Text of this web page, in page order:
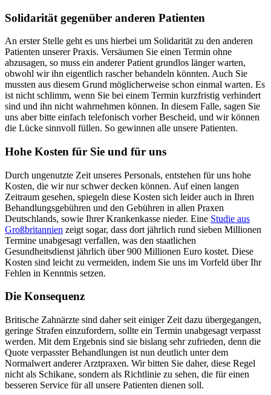
Solidarität gegenüber anderen Patienten
An erster Stelle geht es uns hierbei um Solidarität zu den anderen
Patienten unserer Praxis. Versäumen Sie einen Termin ohne
abzusagen, so muss ein anderer Patient grundlos länger warten,
obwohl wir ihn eigentlich rascher behandeln könnten. Auch Sie
mussten aus diesem Grund möglicherweise schon einmal warten. Es
ist nicht schlimm, wenn Sie bei einem Termin kurzfristig verhindert
sind und ihn nicht wahrnehmen können. In diesem Falle, sagen Sie
uns aber bitte einfach telefonisch vorher Bescheid, und wir können
die Lücke sinnvoll füllen. So gewinnen alle unsere Patienten.
Hohe Kosten für Sie und für uns
Durch ungenutzte Zeit unseres Personals, entstehen für uns hohe
Kosten, die wir nur schwer decken können. Auf einen langen
Zeitraum gesehen, spiegeln diese Kosten sich leider auch in Ihren
Behandlungsgebühren und den Gebühren in allen Praxen
Deutschlands, sowie Ihrer Krankenkasse nieder. Eine Studie aus
Großbritannien zeigt sogar, dass dort jährlich rund sieben Millionen
Termine unabgesagt verfallen, was den staatlichen
Gesundheitsdienst jährlich über 900 Millionen Euro kostet. Diese
Kosten sind leicht zu vermeiden, indem Sie uns im Vorfeld über Ihr
Fehlen in Kenntnis setzen.
Die Konsequenz
Britische Zahnärzte sind daher seit einiger Zeit dazu übergegangen,
geringe Strafen einzufordern, sollte ein Termin unabgesagt verpasst
werden. Mit dem Ergebnis sind sie bislang sehr zufrieden, denn die
Quote verpasster Behandlungen ist nun deutlich unter dem
Normalwert anderer Arztpraxen. Wir bitten Sie daher, diese Regel
nicht als Schikane, sondern als Richtlinie zu sehen, die für einen
besseren Service für all unsere Patienten dienen soll.